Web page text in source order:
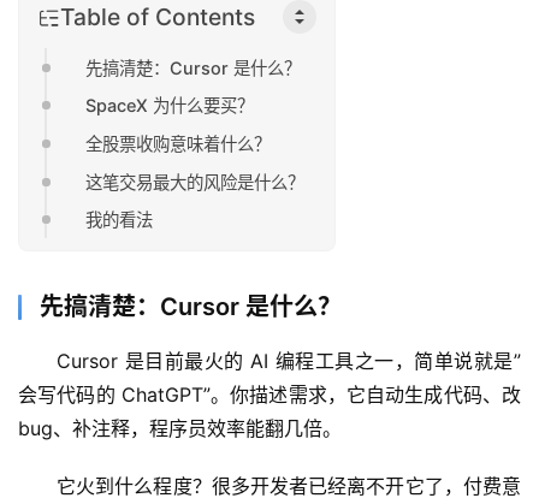
Table of Contents
先搞清楚：Cursor 是什么？
SpaceX 为什么要买？
全股票收购意味着什么？
这笔交易最大的风险是什么？
我的看法
先搞清楚：Cursor 是什么？
Cursor 是目前最火的 AI 编程工具之一，简单说就是”
会写代码的 ChatGPT”。你描述需求，它自动生成代码、改
bug、补注释，程序员效率能翻几倍。
它火到什么程度？很多开发者已经离不开它了，付费意